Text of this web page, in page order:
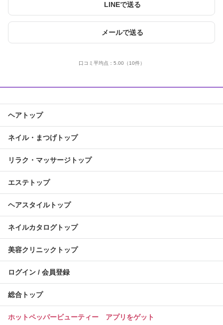
LINEで送る
メールで送る
口コミ平均点： 5.00 （10件）
ヘアトップ
ネイル・まつげトップ
リラク・マッサージトップ
エステトップ
ヘアスタイルトップ
ネイルカタログトップ
美容クリニックトップ
ログイン / 会員登録
総合トップ
ホットペッパービューティー アプリをゲット